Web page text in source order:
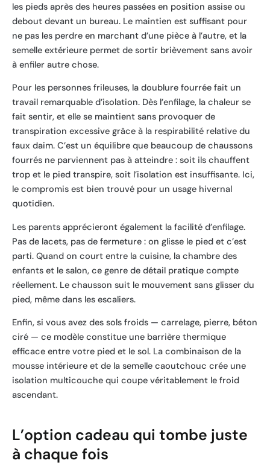
les pieds après des heures passées en position assise ou
debout devant un bureau. Le maintien est suffisant pour
ne pas les perdre en marchant d’une pièce à l’autre, et la
semelle extérieure permet de sortir brièvement sans avoir
à enfiler autre chose.
Pour les personnes frileuses, la doublure fourrée fait un
travail remarquable d’isolation. Dès l’enfilage, la chaleur se
fait sentir, et elle se maintient sans provoquer de
transpiration excessive grâce à la respirabilité relative du
faux daim. C’est un équilibre que beaucoup de chaussons
fourrés ne parviennent pas à atteindre : soit ils chauffent
trop et le pied transpire, soit l’isolation est insuffisante. Ici,
le compromis est bien trouvé pour un usage hivernal
quotidien.
Les parents apprécieront également la facilité d’enfilage.
Pas de lacets, pas de fermeture : on glisse le pied et c’est
parti. Quand on court entre la cuisine, la chambre des
enfants et le salon, ce genre de détail pratique compte
réellement. Le chausson suit le mouvement sans glisser du
pied, même dans les escaliers.
Enfin, si vous avez des sols froids — carrelage, pierre, béton
ciré — ce modèle constitue une barrière thermique
efficace entre votre pied et le sol. La combinaison de la
mousse intérieure et de la semelle caoutchouc crée une
isolation multicouche qui coupe véritablement le froid
ascendant.
L’option cadeau qui tombe juste
à chaque fois